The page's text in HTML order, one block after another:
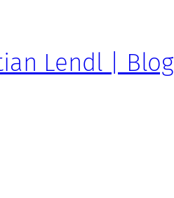
Lendl | Blog